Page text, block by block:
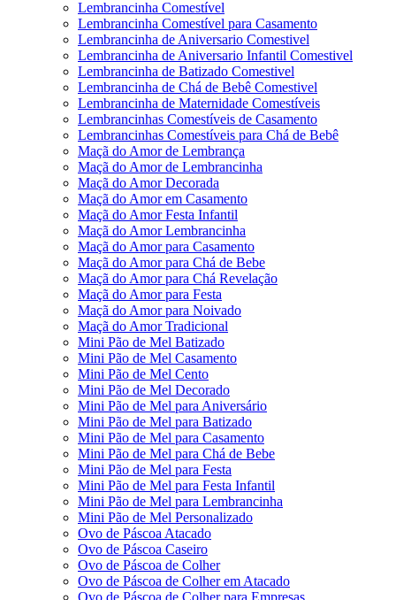
Lembrancinha Comestível
Lembrancinha Comestível para Casamento
Lembrancinha de Aniversario Comestivel
Lembrancinha de Aniversario Infantil Comestivel
Lembrancinha de Batizado Comestivel
Lembrancinha de Chá de Bebê Comestivel
Lembrancinha de Maternidade Comestíveis
Lembrancinhas Comestíveis de Casamento
Lembrancinhas Comestíveis para Chá de Bebê
Maçã do Amor de Lembrança
Maçã do Amor de Lembrancinha
Maçã do Amor Decorada
Maçã do Amor em Casamento
Maçã do Amor Festa Infantil
Maçã do Amor Lembrancinha
Maçã do Amor para Casamento
Maçã do Amor para Chá de Bebe
Maçã do Amor para Chá Revelação
Maçã do Amor para Festa
Maçã do Amor para Noivado
Maçã do Amor Tradicional
Mini Pão de Mel Batizado
Mini Pão de Mel Casamento
Mini Pão de Mel Cento
Mini Pão de Mel Decorado
Mini Pão de Mel para Aniversário
Mini Pão de Mel para Batizado
Mini Pão de Mel para Casamento
Mini Pão de Mel para Chá de Bebe
Mini Pão de Mel para Festa
Mini Pão de Mel para Festa Infantil
Mini Pão de Mel para Lembrancinha
Mini Pão de Mel Personalizado
Ovo de Páscoa Atacado
Ovo de Páscoa Caseiro
Ovo de Páscoa de Colher
Ovo de Páscoa de Colher em Atacado
Ovo de Páscoa de Colher para Empresas